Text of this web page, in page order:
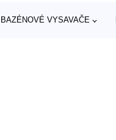
BAZÉNOVÉ VYSAVAČE